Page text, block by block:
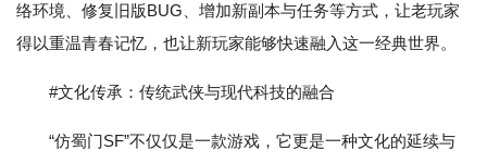
络环境、修复旧版BUG、增加新副本与任务等方式，让老玩家
得以重温青春记忆，也让新玩家能够快速融入这一经典世界。
#文化传承：传统武侠与现代科技的融合
“仿蜀门SF”不仅仅是一款游戏，它更是一种文化的延续与